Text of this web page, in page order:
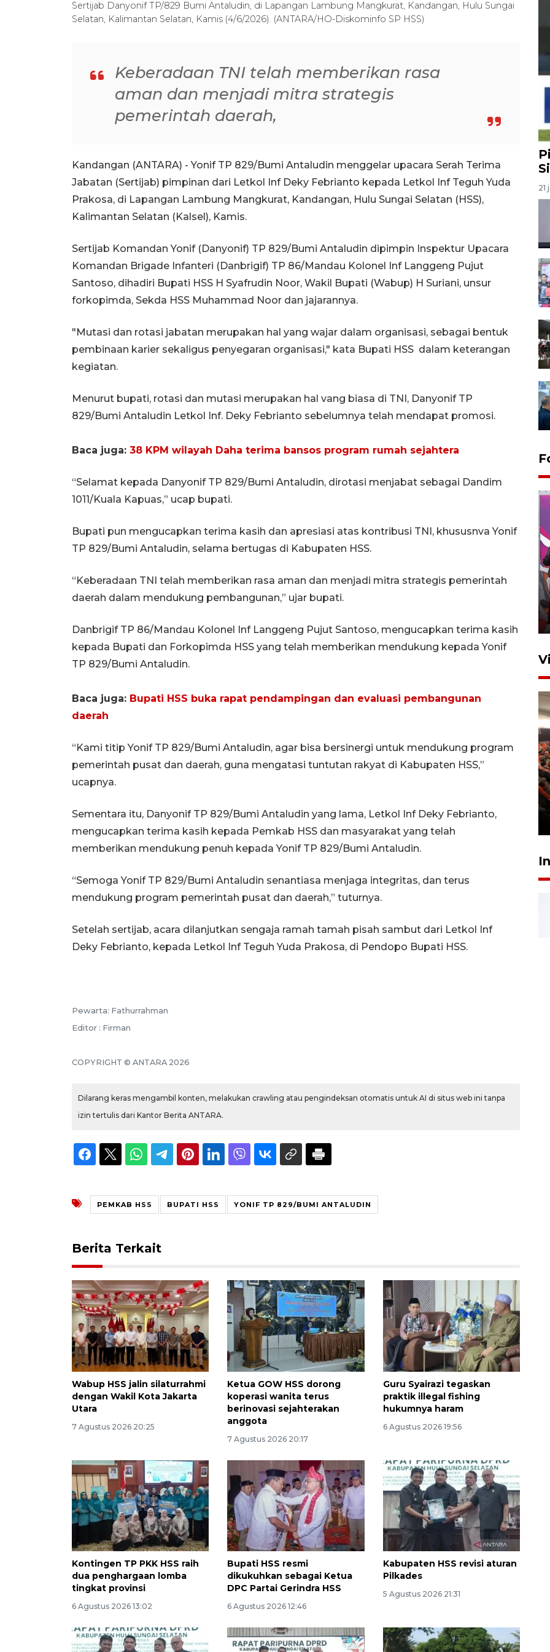
Sertijab Danyonif TP/829 Bumi Antaludin, di Lapangan Lambung Mangkurat, Kandangan, Hulu Sungai
Selatan, Kalimantan Selatan, Kamis (4/6/2026). (ANTARA/HO-Diskominfo SP HSS)
Keberadaan TNI telah memberikan rasa
aman dan menjadi mitra strategis
pemerintah daerah,
Kandangan (ANTARA) - Yonif TP 829/Bumi Antaludin menggelar upacara Serah Terima
Jabatan (Sertijab) pimpinan dari Letkol Inf Deky Febrianto kepada Letkol Inf Teguh Yuda
Prakosa, di Lapangan Lambung Mangkurat, Kandangan, Hulu Sungai Selatan (HSS),
Kalimantan Selatan (Kalsel), Kamis.
Sertijab Komandan Yonif (Danyonif) TP 829/Bumi Antaludin dipimpin Inspektur Upacara
Komandan Brigade Infanteri (Danbrigif) TP 86/Mandau Kolonel Inf Langgeng Pujut
Santoso, dihadiri Bupati HSS H Syafrudin Noor, Wakil Bupati (Wabup) H Suriani, unsur
forkopimda, Sekda HSS Muhammad Noor dan jajarannya.
"Mutasi dan rotasi jabatan merupakan hal yang wajar dalam organisasi, sebagai bentuk
pembinaan karier sekaligus penyegaran organisasi," kata Bupati HSS dalam keterangan
kegiatan.
Menurut bupati, rotasi dan mutasi merupakan hal vang biasa di TNI, Danyonif TP
829/Bumi Antaludin Letkol Inf. Deky Febrianto sebelumnya telah mendapat promosi.
Baca juga: 38 KPM wilayah Daha terima bansos program rumah sejahtera
“Selamat kepada Danyonif TP 829/Bumi Antaludin, dirotasi menjabat sebagai Dandim
1011/Kuala Kapuas,” ucap bupati.
Bupati pun mengucapkan terima kasih dan apresiasi atas kontribusi TNI, khususnva Yonif
TP 829/Bumi Antaludin, selama bertugas di Kabupaten HSS.
“Keberadaan TNI telah memberikan rasa aman dan menjadi mitra strategis pemerintah
daerah dalam mendukung pembangunan,” ujar bupati.
Danbrigif TP 86/Mandau Kolonel Inf Langgeng Pujut Santoso, mengucapkan terima kasih
kepada Bupati dan Forkopimda HSS yang telah memberikan mendukung kepada Yonif
TP 829/Bumi Antaludin.
Baca juga: Bupati HSS buka rapat pendampingan dan evaluasi pembangunan
daerah
“Kami titip Yonif TP 829/Bumi Antaludin, agar bisa bersinergi untuk mendukung program
pemerintah pusat dan daerah, guna mengatasi tuntutan rakyat di Kabupaten HSS,”
ucapnya.
Sementara itu, Danyonif TP 829/Bumi Antaludin yang lama, Letkol Inf Deky Febrianto,
mengucapkan terima kasih kepada Pemkab HSS dan masyarakat yang telah
memberikan mendukung penuh kepada Yonif TP 829/Bumi Antaludin.
“Semoga Yonif TP 829/Bumi Antaludin senantiasa menjaga integritas, dan terus
mendukung program pemerintah pusat dan daerah,” tuturnya.
Setelah sertijab, acara dilanjutkan sengaja ramah tamah pisah sambut dari Letkol Inf
Deky Febrianto, kepada Letkol Inf Teguh Yuda Prakosa, di Pendopo Bupati HSS.
Pewarta: Fathurrahman
Editor : Firman
COPYRIGHT © ANTARA 2026
Dilarang keras mengambil konten, melakukan crawling atau pengindeksan otomatis untuk AI di situs web ini tanpa
izin tertulis dari Kantor Berita ANTARA.
PEMKAB HSS BUPATI HSS YONIF TP 829/BUMI ANTALUDIN
Berita Terkait
Wabup HSS jalin silaturrahmi
dengan Wakil Kota Jakarta
Utara
7 Agustus 2026 20:25
Ketua GOW HSS dorong
koperasi wanita terus
berinovasi sejahterakan
anggota
7 Agustus 2026 20:17
Guru Syairazi tegaskan
praktik illegal fishing
hukumnya haram
6 Agustus 2026 19:56
Kontingen TP PKK HSS raih
dua penghargaan lomba
tingkat provinsi
6 Agustus 2026 13:02
Bupati HSS resmi
dikukuhkan sebagai Ketua
DPC Partai Gerindra HSS
6 Agustus 2026 12:46
Kabupaten HSS revisi aturan
Pilkades
5 Agustus 2026 21:31
21
Ketua DPRD Syahrial hadiri
pembukaan Turnamen Sepak
Bola Usia Dini
Feature - Kalsel Merangkul
Anak Putus Sekolah Lewat
30 Juli 2026 17:53